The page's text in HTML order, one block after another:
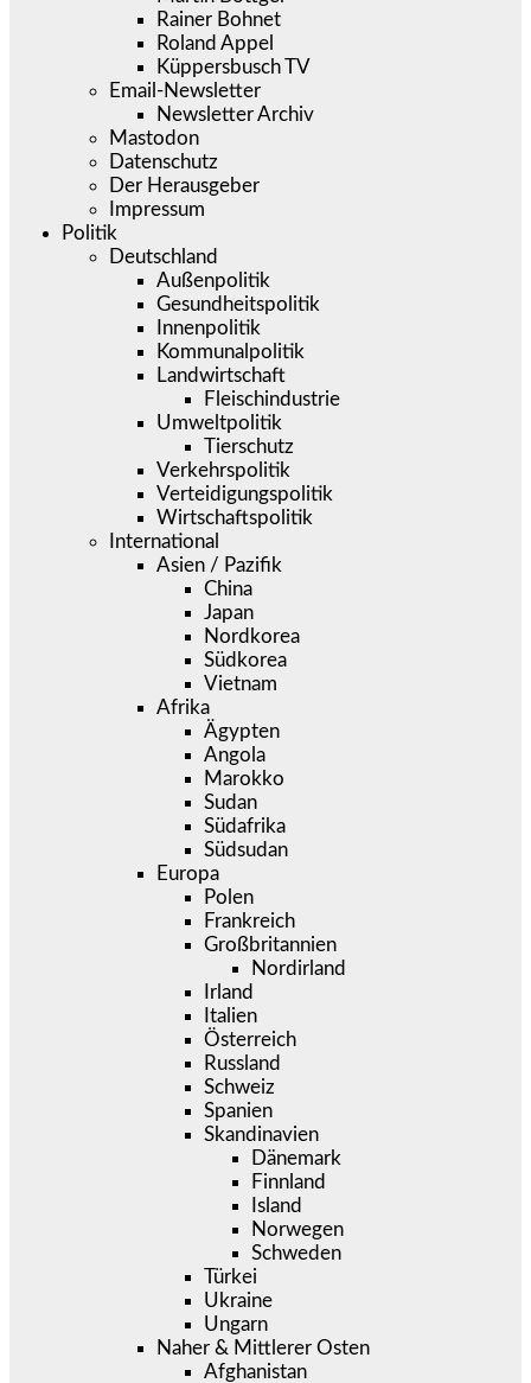
Rainer Bohnet
Roland Appel
Küppersbusch TV
Email-Newsletter
Newsletter Archiv
Mastodon
Datenschutz
Der Herausgeber
Impressum
Politik
Deutschland
Außenpolitik
Gesundheitspolitik
Innenpolitik
Kommunalpolitik
Landwirtschaft
Fleischindustrie
Umweltpolitik
Tierschutz
Verkehrspolitik
Verteidigungspolitik
Wirtschaftspolitik
International
Asien / Pazifik
China
Japan
Nordkorea
Südkorea
Vietnam
Afrika
Ägypten
Angola
Marokko
Sudan
Südafrika
Südsudan
Europa
Polen
Frankreich
Großbritannien
Nordirland
Irland
Italien
Österreich
Russland
Schweiz
Spanien
Skandinavien
Dänemark
Finnland
Island
Norwegen
Schweden
Türkei
Ukraine
Ungarn
Naher & Mittlerer Osten
Afghanistan